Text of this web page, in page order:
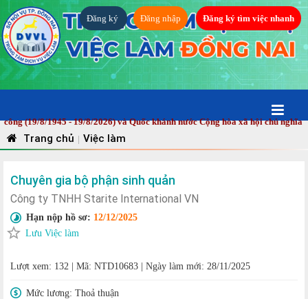
Đăng ký Đăng nhập Đăng ký tìm việc nhanh
8/1945 - 19/8/2026) và Quốc khánh nước Cộng hòa xã hội chủ nghĩa
Trang chủ | Việc làm
Chuyên gia bộ phận sinh quản
Công ty TNHH Starite International VN
Hạn nộp hồ sơ: 12/12/2025
Lưu Việc làm
Lượt xem: 132 Mã: NTD10683 Ngày làm mới: 28/11/2025
Mức lương: Thoả thuận